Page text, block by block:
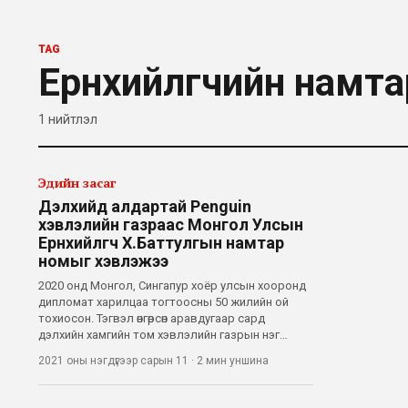
TAG
Ерөнхийлөгчийн
1 нийтлэл
Эдийн засаг
Дэлхийд алдартай Penguin
хэвлэлийн газраас Монгол Улсын
Ерөнхийлөгч Х.Баттулгын намтар
номыг хэвлэжээ
2020 онд Монгол, Сингапур хоёр улсын хооронд
дипломат харилцаа тогтоосны 50 жилийн ой
тохиосон. Тэгвэл өнгөрсөн аравдугаар сард
дэлхийн хамгийн том хэвлэлийн газрын нэг
салбараас зохиолч, сэтгүүлч Д.Төрмөнхийн бичсэн
Монгол Улсын Ерөнхийлөгчийн намтар бүхий “Ми
2021 оны нэгдүгээр сарын 11 · 2 мин уншина